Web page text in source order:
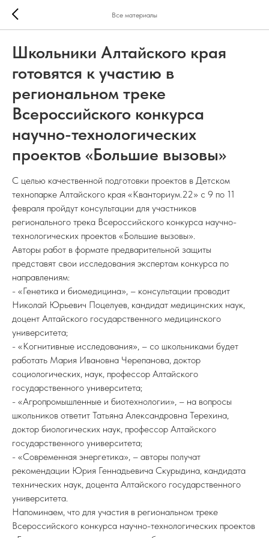
Все материалы
Школьники Алтайского края
готовятся к участию в
региональном треке
Всероссийского конкурса
научно-технологических
проектов «Большие вызовы»
С целью качественной подготовки проектов в Детском
технопарке Алтайского края «Кванториум.22» с 9 по 11
февраля пройдут консультации для участников
регионального трека Всероссийского конкурса научно-
технологических проектов «Большие вызовы».
Авторы работ в формате предварительной защиты
представят свои исследования экспертам конкурса по
направлениям:
- «Генетика и биомедицина», – консультации проводит
Николай Юрьевич Поцелуев, кандидат медицинских наук,
доцент Алтайского государственного медицинского
университета;
- «Когнитивные исследования», – со школьниками будет
работать Мария Ивановна Черепанова, доктор
социологических, наук, профессор Алтайского
государственного университета;
- «Агропромышленные и биотехнологии», – на вопросы
школьников ответит Татьяна Александровна Терехина,
доктор биологических наук, профессор Алтайского
государственного университета;
- «Современная энергетика», – авторы получат
рекомендации Юрия Геннадьевича Скурыдина, кандидата
технических наук, доцента Алтайского государственного
университета.
Напоминаем, что для участия в региональном треке
Всероссийского конкурса научно-технологических проектов